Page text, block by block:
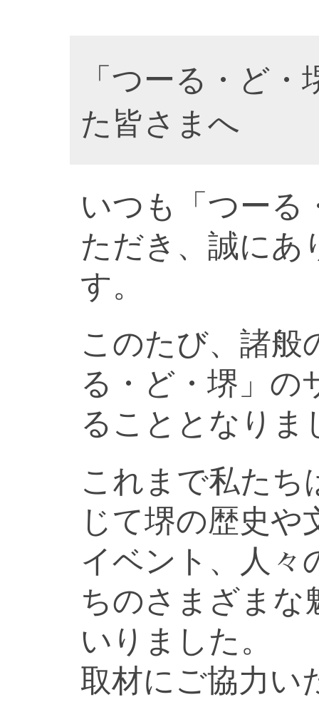
「つーる・ど
た皆さまへ
いつも「つーる
ただき、誠にあ
す。
このたび、諸般
る・ど・堺」の
ることとなりま
これまで私たち
じて堺の歴史や
イベント、人々
ちのさまざまな
いりました。
取材にご協力い